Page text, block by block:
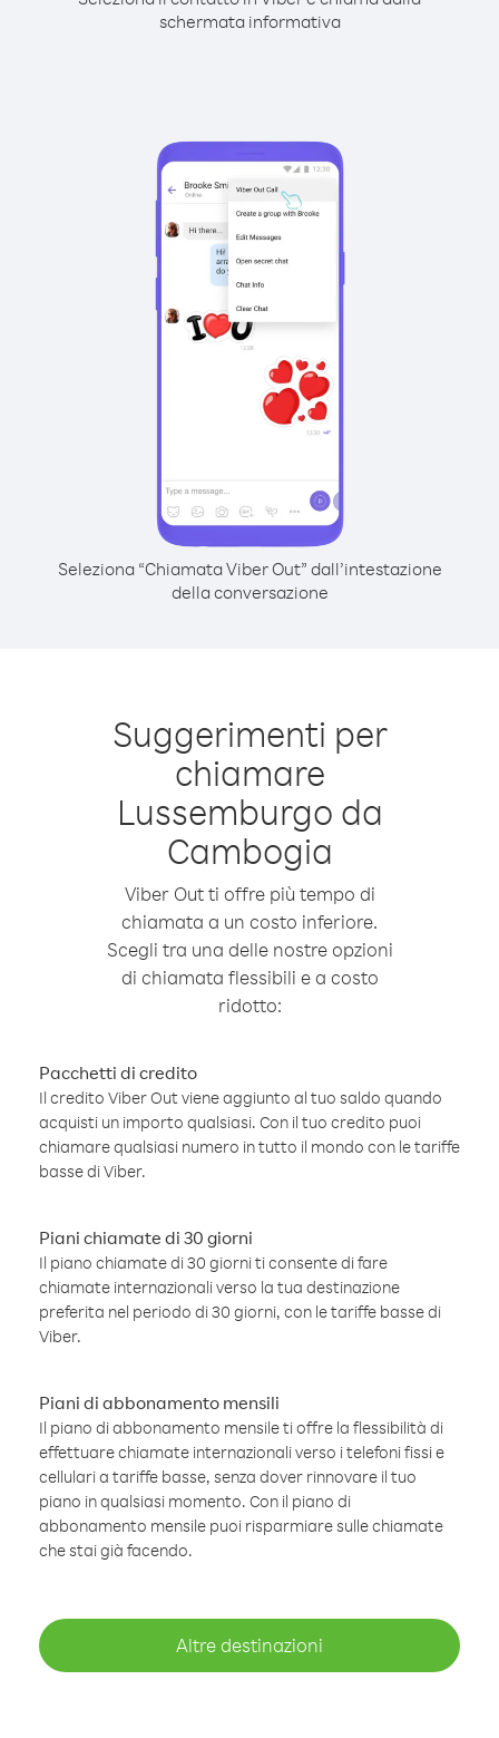
schermata informativa
Seleziona “Chiamata Viber Out” dall’intestazione
della conversazione
Suggerimenti per
chiamare
Lussemburgo da
Cambogia
Viber Out ti offre più tempo di
chiamata a un costo inferiore.
Scegli tra una delle nostre opzioni
di chiamata flessibili e a costo
ridotto:
Pacchetti di credito
Il credito Viber Out viene aggiunto al tuo saldo quando
acquisti un importo qualsiasi. Con il tuo credito puoi
chiamare qualsiasi numero in tutto il mondo con le tariffe
basse di Viber.
Piani chiamate di 30 giorni
Il piano chiamate di 30 giorni ti consente di fare
chiamate internazionali verso la tua destinazione
preferita nel periodo di 30 giorni, con le tariffe basse di
Viber.
Piani di abbonamento mensili
Il piano di abbonamento mensile ti offre la flessibilità di
effettuare chiamate internazionali verso i telefoni fissi e
cellulari a tariffe basse, senza dover rinnovare il tuo
piano in qualsiasi momento. Con il piano di
abbonamento mensile puoi risparmiare sulle chiamate
che stai già facendo.
Altre destinazioni